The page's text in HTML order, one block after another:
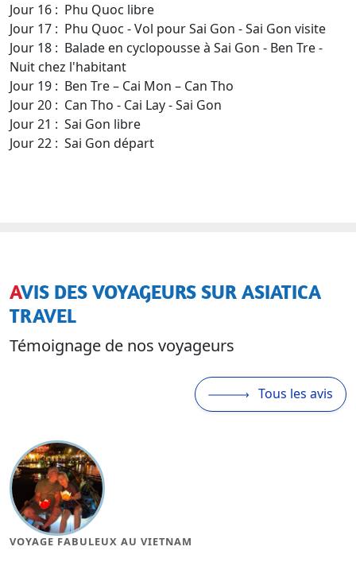
Jour 16 : Phu Quoc libre
Jour 17 : Phu Quoc - Vol pour Sai Gon - Sai Gon visite
Jour 18 : Balade en cyclopousse à Sai Gon - Ben Tre -
Nuit chez l'habitant
Jour 19 : Ben Tre – Cai Mon – Can Tho
Jour 20 : Can Tho - Cai Lay - Sai Gon
Jour 21 : Sai Gon libre
Jour 22 : Sai Gon départ
AVIS DES VOYAGEURS SUR ASIATICA
TRAVEL
Témoignage de nos voyageurs
Tous les avis